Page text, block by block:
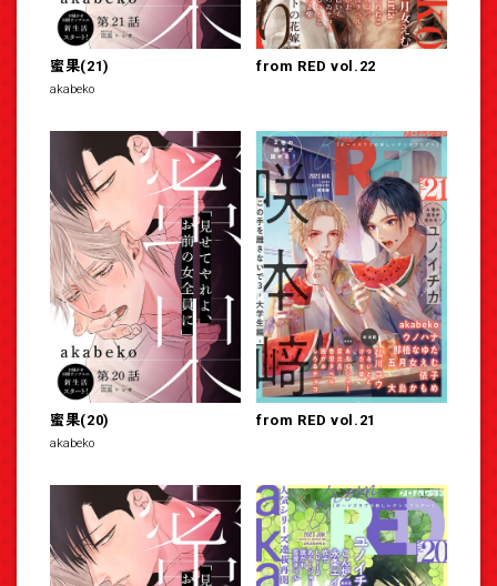
蜜果(21)
akabeko
from RED vol.22
蜜果(20)
akabeko
from RED vol.21